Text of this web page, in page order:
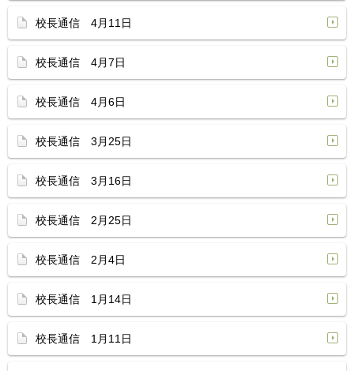
校長通信 4月11日
校長通信 4月7日
校長通信 4月6日
校長通信 3月25日
校長通信 3月16日
校長通信 2月25日
校長通信 2月4日
校長通信 1月14日
校長通信 1月11日